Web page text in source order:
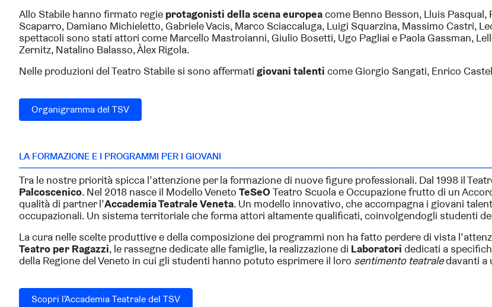
Allo Stabile hanno firmato regie protagonisti della scena europeacome Benno Besson, Lluis
Scaparro, Damiano Michieletto, Gabriele Vacis, Marco Sciaccaluga, Luigi Squarzina, Massimo Castri,
spettacoli sono stati attori come Marcello Mastroianni, Giulio Bosetti, Ugo Pagliai e Paola Gassman,
Zernitz, Natalino Balasso, Àlex Rigola.
Nelle produzioni del Teatro Stabile si sono affermati giovani talenti come Giorgio Sangati, Enrico
Organigramma del TSV
LA FORMAZIONE E I PROGRAMMI PER I GIOVANI
Tra le nostre priorità spicca l’attenzione per la formazione di nuove figure professionali. Dal 1998 il
Palcoscenico. Nel 2018 nasce il Modello Veneto TeSeOTeatro Scuola e Occupazione frutto di un
qualità di partner l’Accademia Teatrale Veneta. Un modello innovativo, che accompagna i giovani
occupazionali. Un sistema territoriale che forma attori altamente qualificati, coinvolgendogli studenti
La cura nelle scelte produttive e della composizione dei programmi non ha fatto perdere di vista
Teatro per Ragazzi, le rassegne dedicate alle famiglie, la realizzazione di Laboratori dedicati a
della Regione del Veneto in cui gli studenti hanno potuto esprimere il loro sentimento teatraledavanti a
Scopri l'Accademia Teatrale del TSV